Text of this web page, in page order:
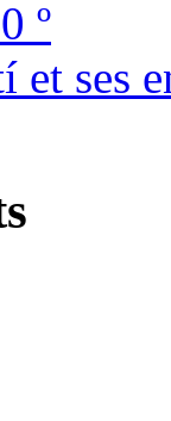
º
et ses